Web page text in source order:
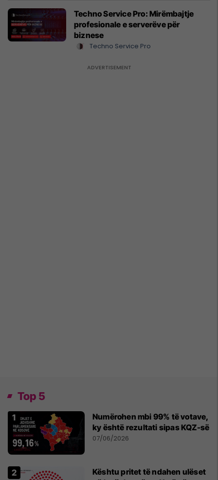
Techno Service Pro: Mirëmbajtje
profesionale e serverëve për
biznese
Techno Service Pro
Top 5
Numërohen mbi 99% të votave,
ky është rezultati sipas KQZ-së
07/06/2026
Kështu pritet të ndahen ulëset